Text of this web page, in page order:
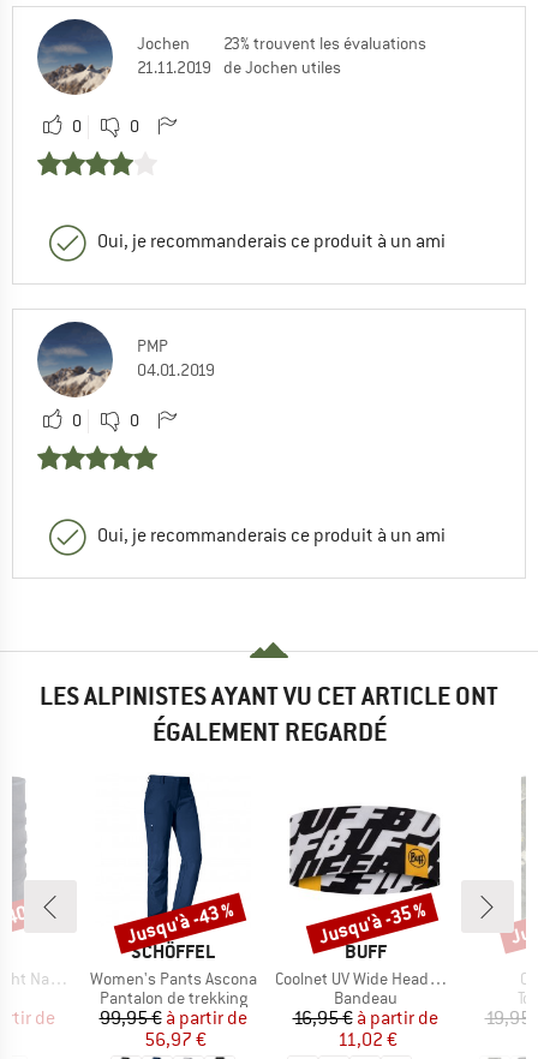
Jochen
21.11.2019
23% trouvent les évaluations
de Jochen utiles
0 0
Oui, je recommanderais ce produit à un ami
PMP
04.01.2019
0 0
Oui, je recommanderais ce produit à un ami
LES ALPINISTES AYANT VU CET ARTICLE ONT
ÉGALEMENT REGARDÉ
Dye
réduit
de
%
MARQUE
SCHÖFFEL
Article
Women's Pants Ascona
Product group
Pantalon de trekking
Prix
99,95 € Prix réduit
à partir de
56,97 €
Remise
Jusqu'à -43 %
MARQUE
BUFF
Article
Coolnet UV Wide Headband
Product group
Bandeau
Prix
16,95 € Prix réduit
à partir de
11,02 €
Remise
Jusqu'à -35 %
19,95